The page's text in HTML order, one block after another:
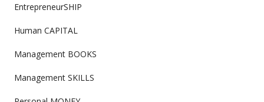
EntrepreneurSHIP
Human CAPITAL
Management BOOKS
Management SKILLS